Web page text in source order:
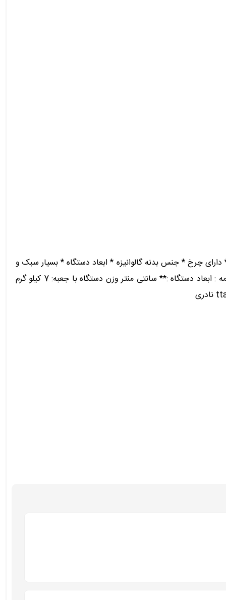
چرخ * جنس بدنه گالوانیزه * ابعاد دستگاه * بسیار سبک و
قابل حمل این دستگاه تسمه در یک مدل نیز قابل تولید می باشد که برای تسمه های کریستاله مناسب است. مشخصات رول بازکن تسمه : ابعاد دستگاه :** سانتی منتر وزن دستگاه با جعبه: 7 کیلو گرم